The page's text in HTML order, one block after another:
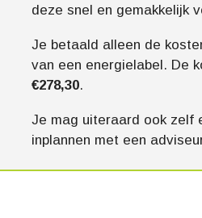
deze snel en gemakkelijk
Je betaald alleen de
van een energielabel. De
€278,30.
Je mag uiteraard ook zelf
inplannen met een